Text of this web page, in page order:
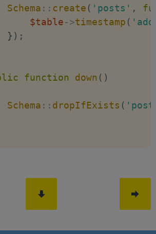
Schema :: create ( 'posts' ,
$table->timestamp (
} ) ;
function down ( )
Schema :: dropIfExists (